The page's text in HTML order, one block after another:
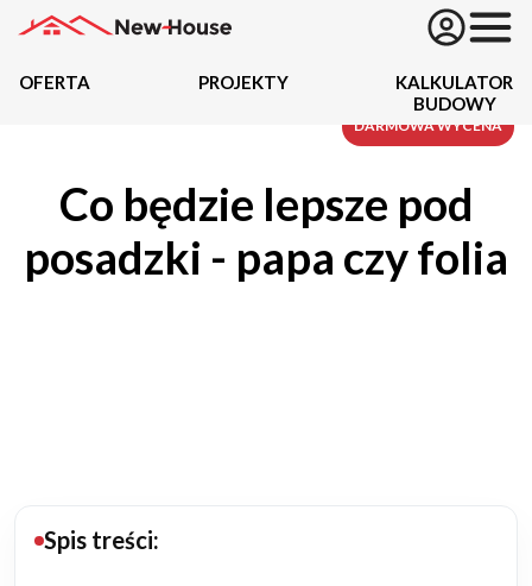
Oferta
Działki
OFERTA PROJEKTY
KALKULATOR
BUDOWY
Co będzie lepsze pod
posadzki - papa czy folia
Spis treści:
DARMOWA WYCENA